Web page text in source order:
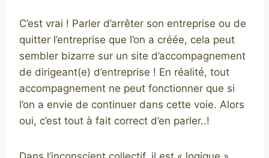
C’est vrai ! Parler d’arrêter son entreprise ou de
quitter l’entreprise que l’on a créée, cela peut
sembler bizarre sur un site d’accompagnement
de dirigeant(e) d’entreprise ! En réalité, tout
accompagnement ne peut fonctionner que si
l’on a envie de continuer dans cette voie. Alors
oui, c’est tout à fait correct d’en parler..!